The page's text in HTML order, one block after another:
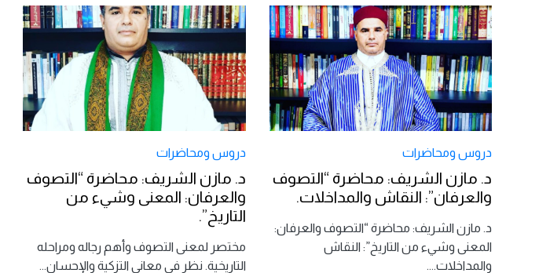
دروس ومحاضرات
د. مازن الشريف: محاضرة “التصوف
والعرفان”: النقاش والمداخلات.
د. مازن الشريف: محاضرة “التصوف والعرفان:
المعنى وشيء من التاريخ”: النقاش
والمداخلات....
دروس ومحاضرات
د. مازن الشريف: محاضرة “التصوف
والعرفان: المعنى وشيء من
التاريخ”.
مختصر لمعنى التصوف وأهم رجاله ومراحله
التاريخية. نظر في معاني التزكية والإحسان...